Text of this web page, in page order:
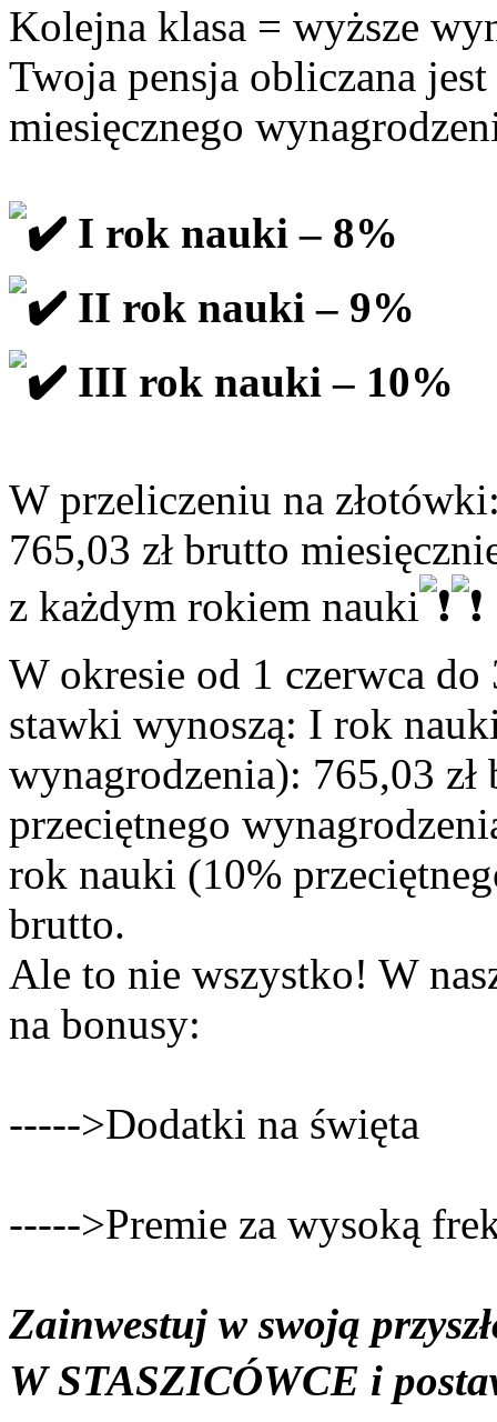
Kolejna klasa = wyższe
Twoja pensja obliczana
miesięcznego
I rok nauki – 8%
II rok nauki – 9%
III rok nauki – 10%
W przeliczeniu na
765,03 zł brutto
z każdym rokiem nauki
W okresie od 1 czerwca
stawki wynoszą: I rok
wynagrodzenia): 765,03
przeciętnego
rok nauki (10%
brutto.
Ale to nie wszystko! W
na bonusy:
----->Dodatki na święta
----->Premie za wysoką
Zainwestuj w swoją
W STASZICÓWCE i